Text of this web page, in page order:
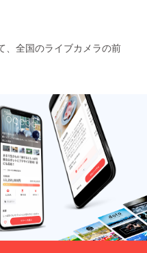
の文字
ロゴ・
バナー
はメー
ル添付
にてお
送りく
ださ
い。
（jpg・
png・
pdf） ③
ばずー
る公式
にリン
クさせ
支援
時、必
ず備考
欄に掲
載を希
望され
るお名
前をご
記入く
ださ
い。 ・
掲載期
間：2年
・掲載
、全国のライブカメラの前